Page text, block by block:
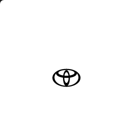
オーナー
トヨタ認定中古車
トヨ